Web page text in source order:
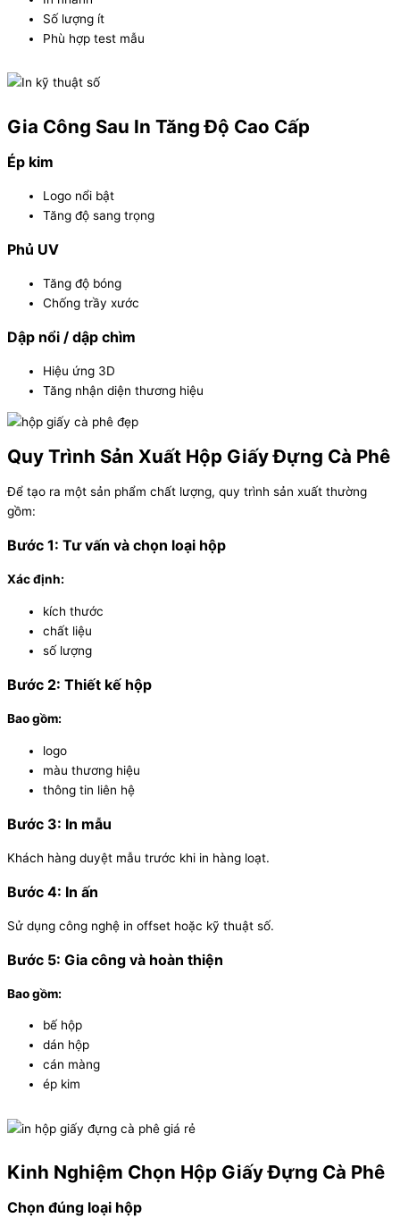
Số lượng ít
Phù hợp test mẫu
Gia Công Sau In Tăng Độ Cao Cấp
Ép kim
Logo nổi bật
Tăng độ sang trọng
Phủ UV
Tăng độ bóng
Chống trầy xước
Dập nổi / dập chìm
Hiệu ứng 3D
Tăng nhận diện thương hiệu
Quy Trình Sản Xuất Hộp Giấy Đựng Cà Phê
Để tạo ra một sản phẩm chất lượng, quy trình sản xuất thường
gồm:
Bước 1: Tư vấn và chọn loại hộp
Xác định:
kích thước
chất liệu
số lượng
Bước 2: Thiết kế hộp
Bao gồm:
logo
màu thương hiệu
thông tin liên hệ
Bước 3: In mẫu
Khách hàng duyệt mẫu trước khi in hàng loạt.
Bước 4: In ấn
Sử dụng công nghệ in offset hoặc kỹ thuật số.
Bước 5: Gia công và hoàn thiện
Bao gồm:
bế hộp
dán hộp
cán màng
ép kim
Kinh Nghiệm Chọn Hộp Giấy Đựng Cà Phê
Chọn đúng loại hộp